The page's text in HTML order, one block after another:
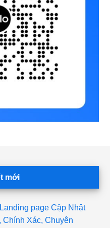
mới
page Cập Nhật
Xác, Chuyên